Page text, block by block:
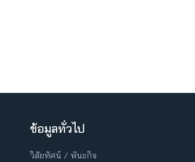
ข้อมูลทั่วไป
วิสัยทัศน์ / พันธกิจ